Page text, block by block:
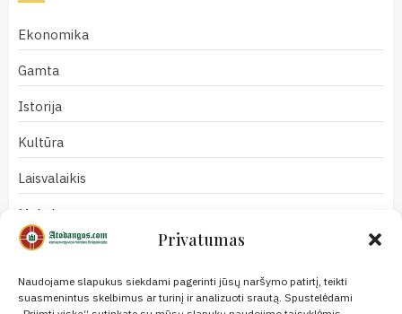
Privatumas
Naudojame slapukus siekdami pagerinti jūsų naršymo patirtį, teikti
suasmenintus skelbimus ar turinį ir analizuoti srautą. Spustelėdami
Ekonomika
Gamta
Istorija
Kultūra
Laisvalaikis
Mokslas
Naujienos
Nuomonės